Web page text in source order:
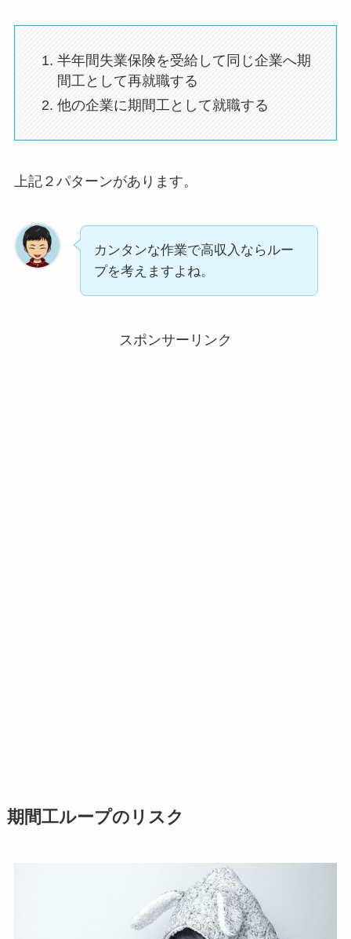
半年間失業保険を受給して同じ企業へ期
間工として再就職する
他の企業に期間工として就職する
上記２パターンがあります。
カンタンな作業で高収入ならルー
プを考えますよね。
スポンサーリンク
期間工ループのリスク